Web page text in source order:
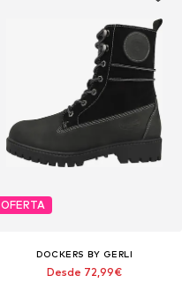
OFERTA
DOCKERS BY GERLI
Desde 72,99€